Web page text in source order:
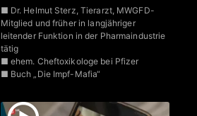
■ Dr. Helmut Sterz, Tierarzt, MWGFD-
Mitglied und früher in langjähriger
leitender Funktion in der Pharmaindustrie
tätig
■ ehem. Cheftoxikologe bei Pfizer
■ Buch „Die Impf-Mafia“